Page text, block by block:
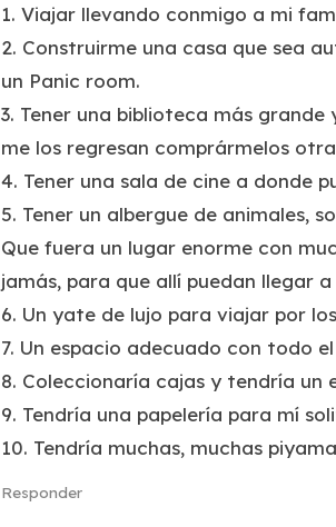
1. Viajar llevando conmigo a mi
2. Construirme una casa que sea
un Panic room.
3. Tener una biblioteca más
me los regresan comprármelos
4. Tener una sala de cine a donde
5. Tener un albergue de animales,
Que fuera un lugar enorme con
jamás, para que allí puedan llegar
6. Un yate de lujo para viajar por
7. Un espacio adecuado con todo
8. Coleccionaría cajas y tendría un
9. Tendría una papelería para mí
10. Tendría muchas, muchas
Responder